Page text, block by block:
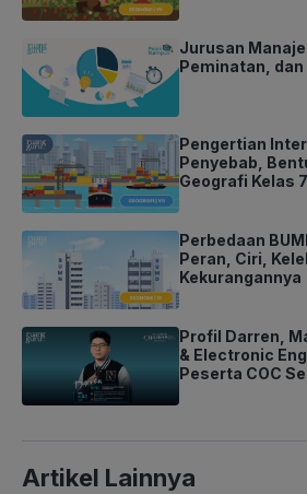
Jurusan
Peminatan,
Pengertian
Penyebab,
Geografi Kelas 7
Perbedaan
Peran, Ciri,
Kekurangannya
Profil Darren,
& Electronic
Peserta COC
Artikel Lainnya